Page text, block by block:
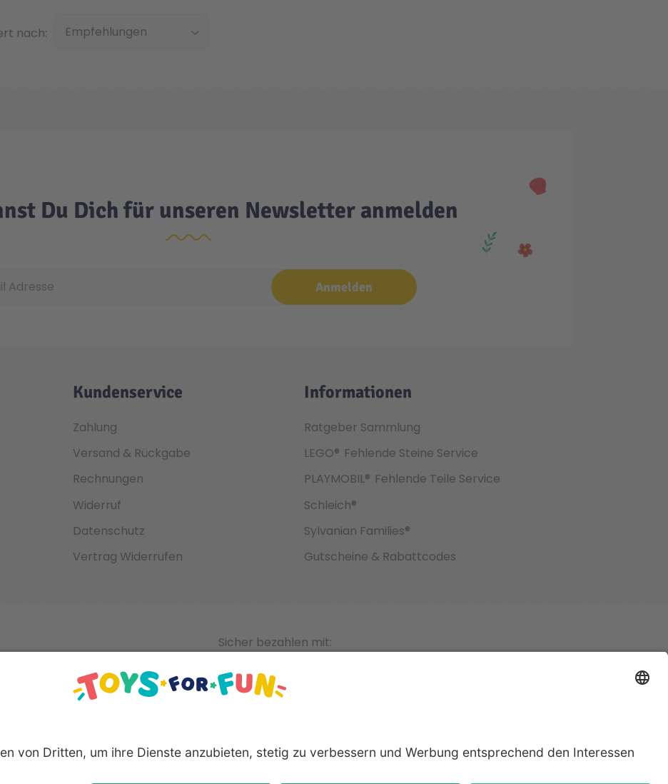
nach: Unten
Du Dich für unseren Newsletter anmelden
Anmelden
Kundenservice
Zahlung
Versand & Rückgabe
Rechnungen
Widerruf
Datenschutz
Vertrag Widerrufen
Informationen
Ratgeber Sammlung
LEGO® Fehlende Steine Service
PLAYMOBIL® Fehlende Teile Service
Schleich®
Sylvanian Families®
Gutscheine & Rabattcodes
Sicher bezahlen mit: